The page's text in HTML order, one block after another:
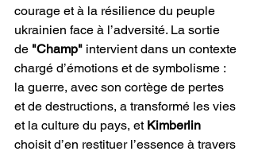
courage et à la résilience du peuple
ukrainien face à l’adversité. La sortie
de "Champ" intervient dans un contexte
chargé d’émotions et de symbolisme :
la guerre, avec son cortège de pertes
et de destructions, a transformé les vies
et la culture du pays, et Kimberlin
choisit d’en restituer l’essence à travers